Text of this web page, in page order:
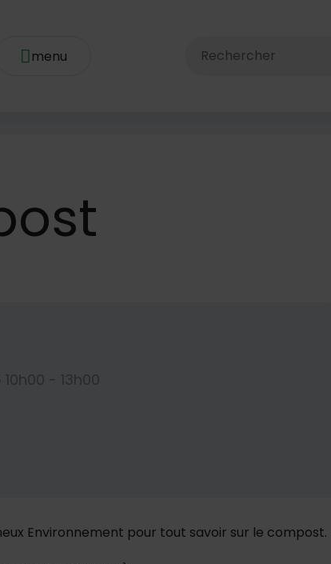
Rechercher dans le
10h00 - 13h00
Environnement pour tout savoir sur le compost.